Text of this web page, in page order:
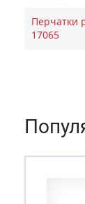
Перчатки
17065